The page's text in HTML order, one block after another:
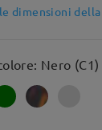
dimensioni
Nero (C1)